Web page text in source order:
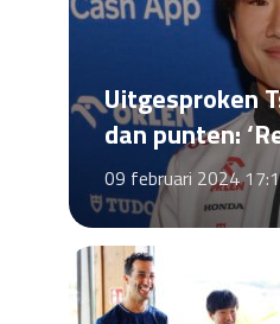
Uitgesproken
dan punten:
09 februari 2024